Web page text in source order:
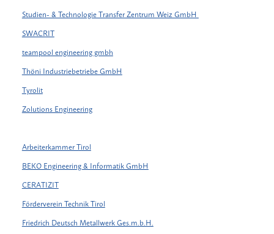
Studien- & Technologie Transfer Zentrum Weiz GmbH
SWACRIT
teampool engineering gmbh
Thöni Industriebetriebe GmbH
Tyrolit
Zolutions Engineering
Arbeiterkammer Tirol
BEKO Engineering & Informatik GmbH
CERATIZIT
Förderverein Technik Tirol
Friedrich Deutsch Metallwerk Ges.m.b.H.